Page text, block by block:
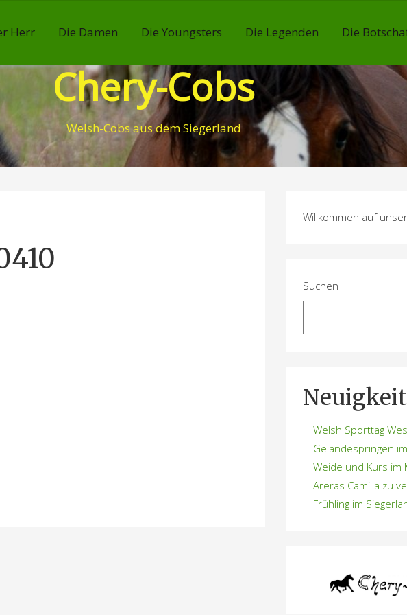
Herr Die Damen Die Youngsters Die Legenden Die
Chery-Cobs
Welsh-Cobs aus dem Siegerland
Willkommen auf
Suchen
Welsh Sporttag
Geländespringen
Weide und Kurs im
Areras Camilla zu
Frühling im